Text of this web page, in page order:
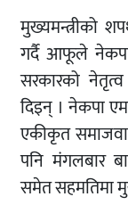
मुख्यमन्त्रीको
गर्दै आफूले
सरकारको
दिइन् । नेकपा
एकीकृत
पनि मंगलबार
समेत सहमतिमा